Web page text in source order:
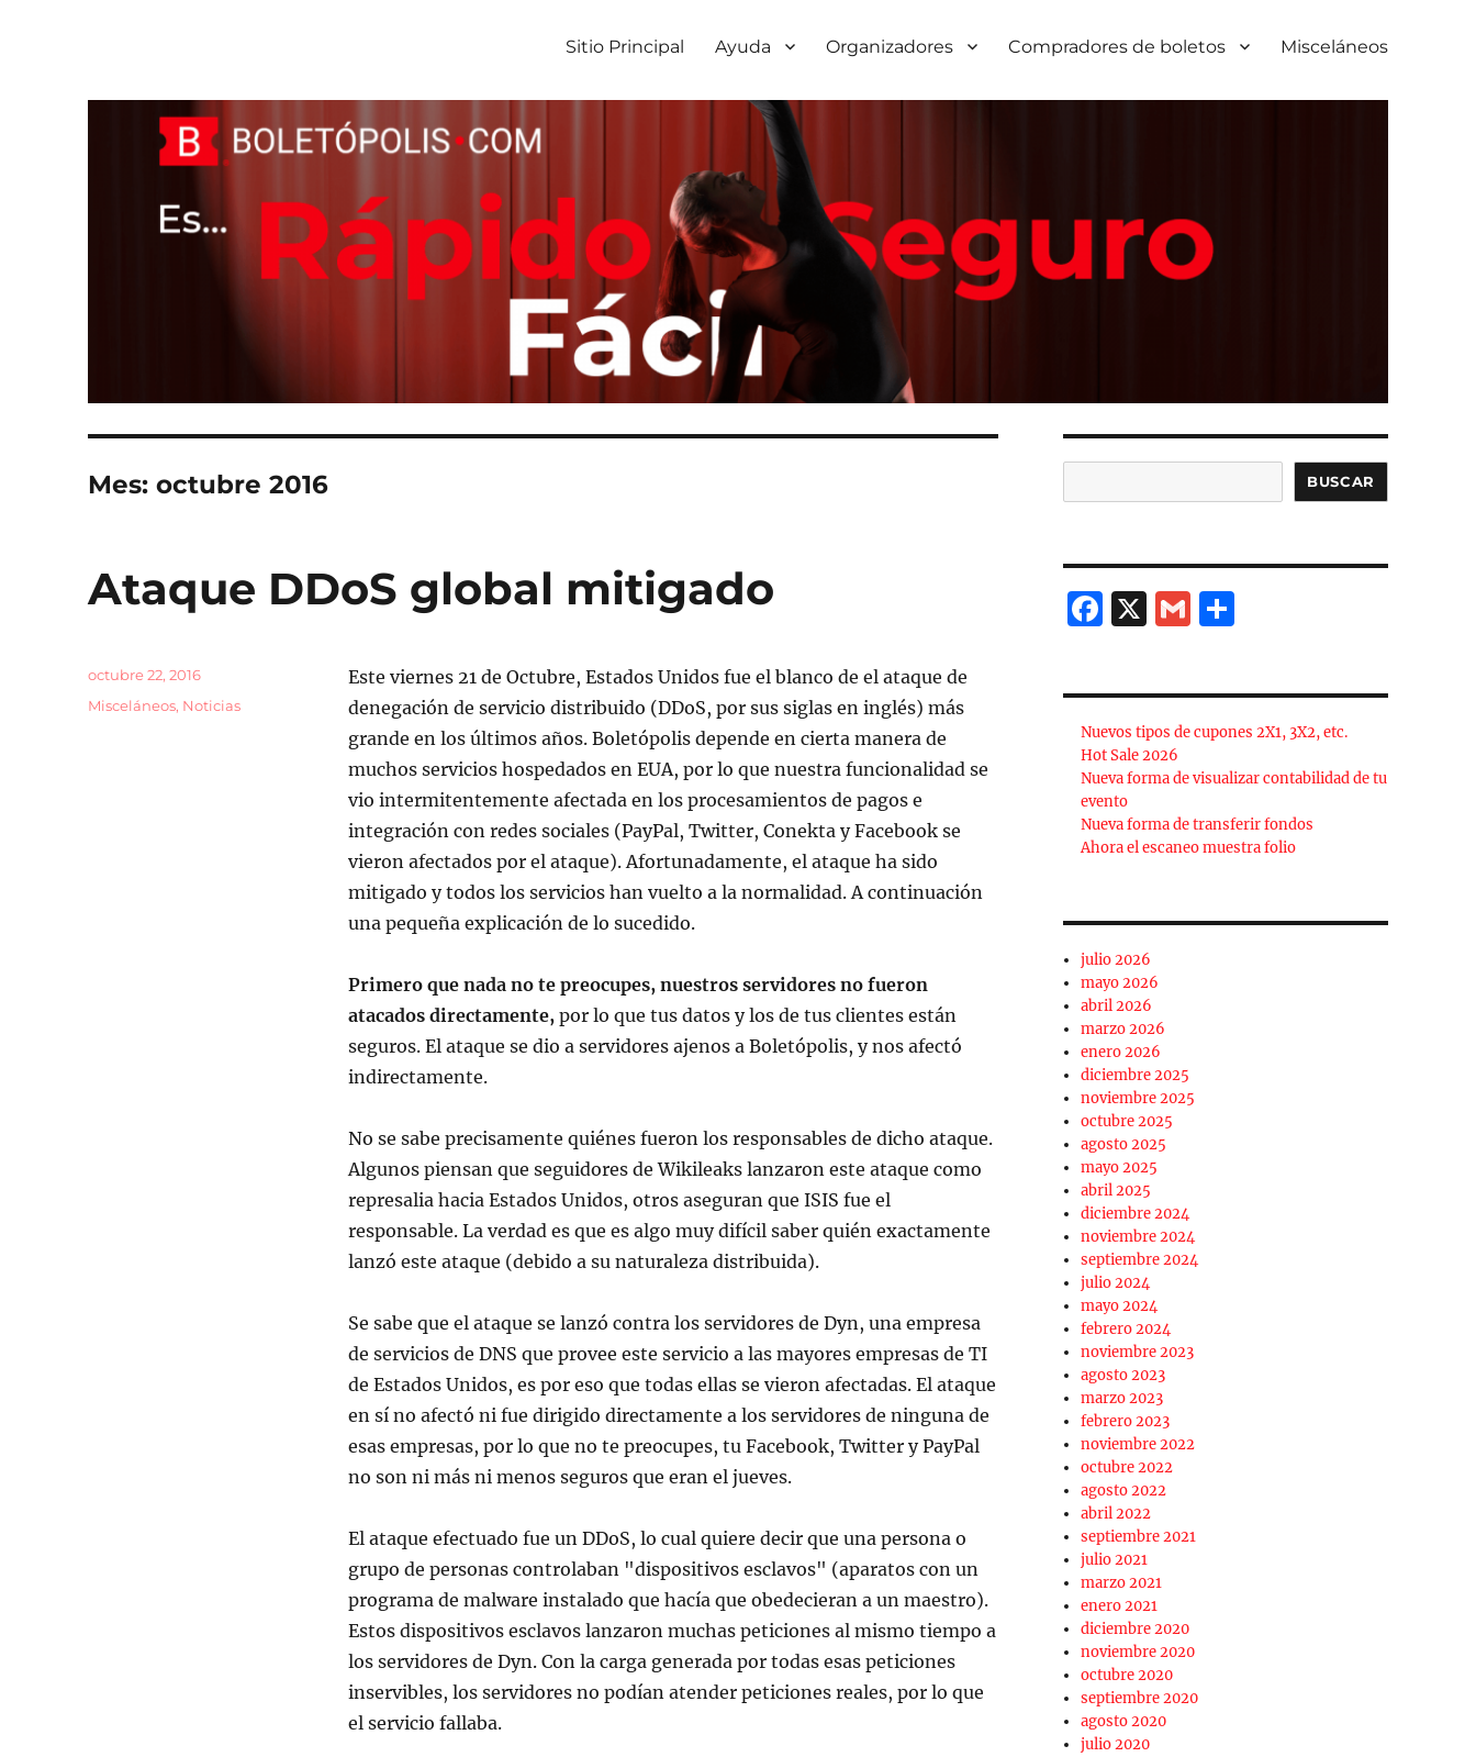
Sitio Principal Ayuda Organizadores Compradores de boletos Misceláneos
Mes:octubre 2016
Ataque DDoS global mitigado
Este viernes 21 de Octubre, Estados Unidos fue el blanco de el ataque de
denegación de servicio distribuido (DDoS, por sus siglas en inglés) más
grande en los últimos años. Boletópolis depende en cierta manera de
muchos servicios hospedados en EUA, por lo que nuestra funcionalidad se
vio intermitentemente afectada en los procesamientos de pagos e
integración con redes sociales (PayPal, Twitter, Conekta y Facebook se
vieron afectados por el ataque). Afortunadamente, el ataque ha sido
mitigado y todos los servicios han vuelto a la normalidad. A continuación
una pequeña explicación de lo sucedido.
Primero que nada no te preocupes, nuestros servidores no fueron
atacados directamente, por lo que tus datos y los de tus clientes están
seguros. El ataque se dio a servidores ajenos a Boletópolis, y nos afectó
indirectamente.
No se sabe precisamente quiénes fueron los responsables de dicho ataque.
Algunos piensan que seguidores de Wikileaks lanzaron este ataque como
represalia hacia Estados Unidos, otros aseguran que ISIS fue el
responsable. La verdad es que es algo muy difícil saber quién exactamente
lanzó este ataque (debido a su naturaleza distribuida).
Se sabe que el ataque se lanzó contra los servidores de Dyn, una empresa
de servicios de DNS que provee este servicio a las mayores empresas de TI
de Estados Unidos, es por eso que todas ellas se vieron afectadas. El ataque
en sí no afectó ni fue dirigido directamente a los servidores de ninguna de
esas empresas, por lo que no te preocupes, tu Facebook, Twitter y PayPal
no son ni más ni menos seguros que eran el jueves.
El ataque efectuado fue un DDoS, lo cual quiere decir que una persona o
grupo de personas controlaban "dispositivos esclavos" (aparatos con un
programa de malware instalado que hacía que obedecieran a un maestro).
Estos dispositivos esclavos lanzaron muchas peticiones al mismo tiempo a
los servidores de Dyn. Con la carga generada por todas esas peticiones
inservibles, los servidores no podían atender peticiones reales, por lo que
el servicio fallaba.
Publicado
octubre 22, 2016
Categorías
Misceláneos, Noticias
BUSCAR
F
b
o
o
k
X G C
a
rt
ir
Nuevos tipos de cupones 2X1, 3X2, etc.
Hot Sale 2026
Nueva forma de visualizar contabilidad de tu
evento
Nueva forma de transferir fondos
Ahora el escaneo muestra folio
julio 2026
mayo 2026
abril 2026
marzo 2026
enero 2026
diciembre 2025
noviembre 2025
octubre 2025
agosto 2025
mayo 2025
abril 2025
diciembre 2024
noviembre 2024
septiembre 2024
julio 2024
mayo 2024
febrero 2024
noviembre 2023
agosto 2023
marzo 2023
febrero 2023
noviembre 2022
octubre 2022
agosto 2022
abril 2022
septiembre 2021
julio 2021
marzo 2021
enero 2021
diciembre 2020
noviembre 2020
octubre 2020
septiembre 2020
agosto 2020
julio 2020